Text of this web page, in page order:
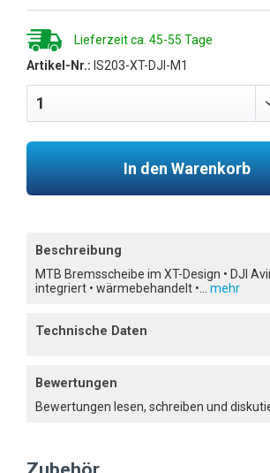
Lieferzeit ca. 45-55 Tage
Artikel-Nr.: IS203-XT-DJI-M1
In den Warenkorb
Beschreibung
MTB Bremsscheibe im XT-Design • DJI
integriert • wärmebehandelt •...
mehr
Technische Daten
Bewertungen
Bewertungen lesen, schreiben und